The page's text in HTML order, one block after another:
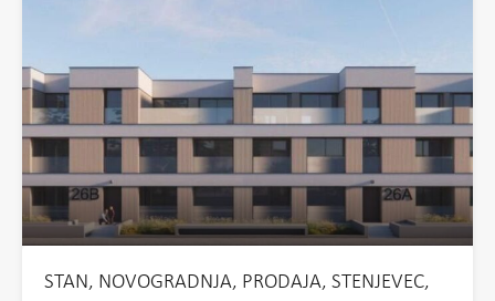
STAN, NOVOGRADNJA, PRODAJA, STENJEVEC,